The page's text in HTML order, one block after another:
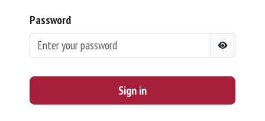
Password
Sign in